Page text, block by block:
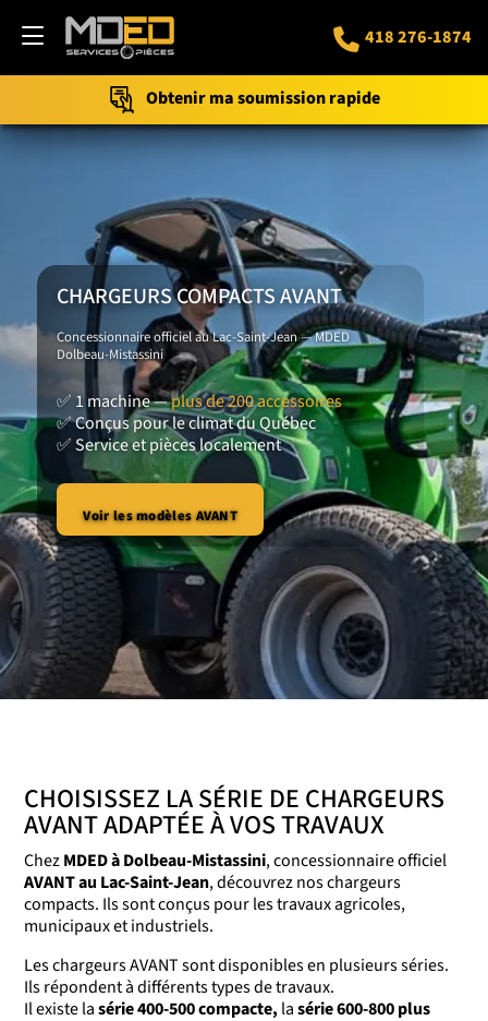
418 276-1874
Obtenir ma soumission rapide
CHARGEURS COMPACTS AVANT
Concessionnaire officiel au Lac-Saint-Jean — MDED
Dolbeau-Mistassini
✅1 machine —plus de 200 accessoires
✅Conçus pour le climat du Québec
✅Service et pièces localement
Voir les modèles AVANT
CHOISISSEZ LA SÉRIE DE CHARGEURS
AVANT ADAPTÉE À VOS TRAVAUX
ChezMDED à Dolbeau-Mistassini, concessionnaire officiel
AVANT au Lac-Saint-Jean, découvrez nos chargeurs
compacts. Ils sont conçus pour les travaux agricoles,
municipaux et industriels.
Les chargeurs AVANT sont disponibles en plusieurs séries.
Ils répondent à différents types de travaux.
Il existe lasérie 400-500 compacte, lasérie 600-800 plus